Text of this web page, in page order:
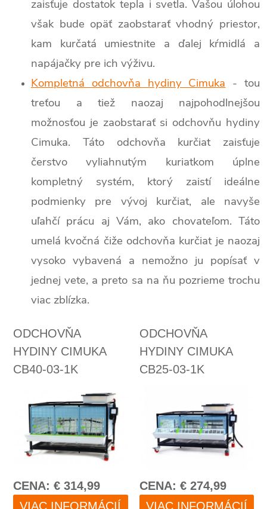
zaisťuje dostatok tepla i svetla. Vašou úlohou
však bude opäť zaobstarať vhodný priestor,
kam kurčatá umiestnite a ďalej kŕmidlá a
napájačky pre ich výživu.
Kompletná odchovňa hydiny Cimuka - tou
treťou a tiež naozaj najpohodlnejšou
možnosťou je zaobstarať si odchovňu hydiny
Cimuka. Táto odchovňa kurčiat zaisťuje
čerstvo vyliahnutým kuriatkom úplne
kompletný systém, ktorý zaistí ideálne
podmienky pre vývoj kurčiat, ale navyše
uľahčí prácu aj Vám, ako chovateľom. Táto
umelá kvočná čiže odchovňa kurčiat je naozaj
vysoko vybavená a nemožno ju popísať v
jednej vete, a preto sa na ňu pozrieme trochu
viac zblízka.